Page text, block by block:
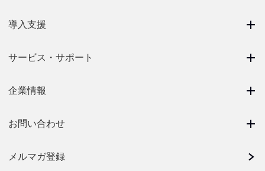
導入支援
サービス・サポート
企業情報
お問い合わせ
メルマガ登録